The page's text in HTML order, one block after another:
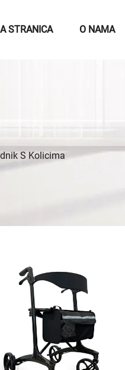
STRANICA O NAMA
S Kolicima